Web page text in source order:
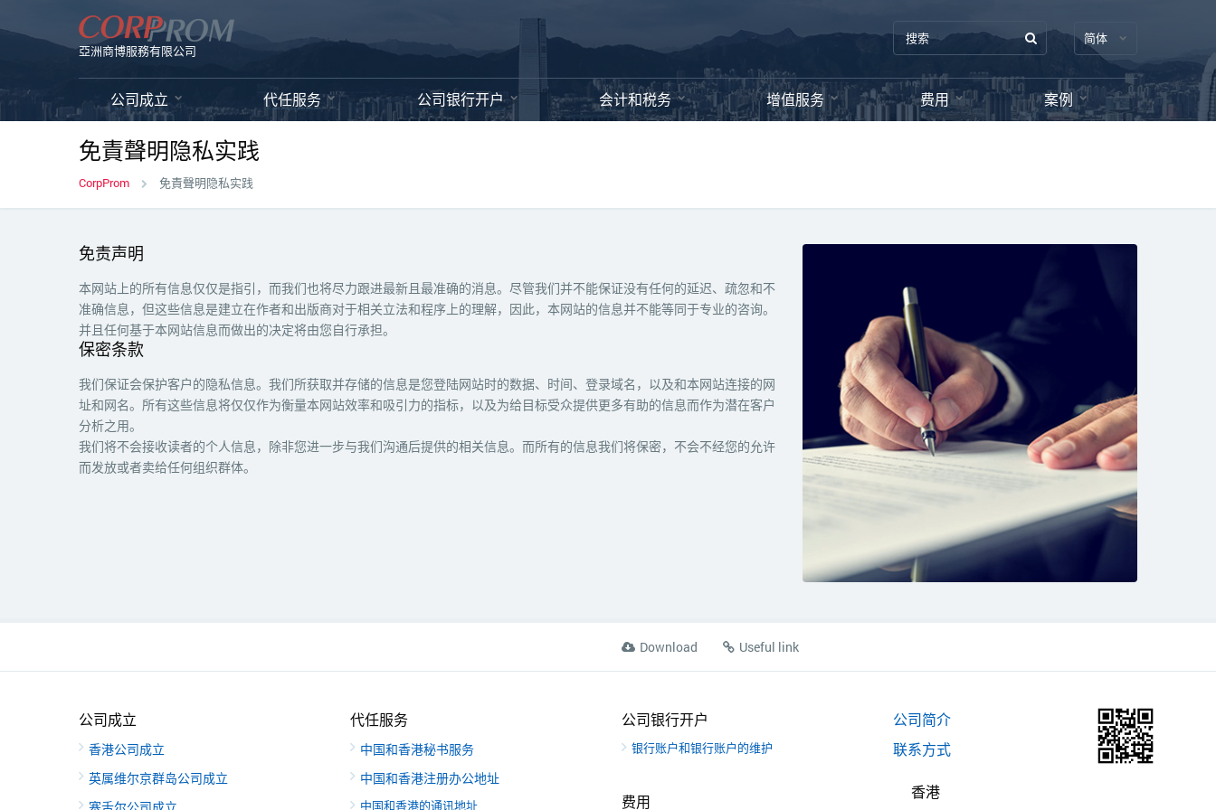
亞洲商博服務有限公司
简体
公司成立 代任服务 公司银行开户 会计和税务 增值服务 费用 案例
免責聲明隐私实践
CorpProm 免責聲明隐私实践
免责声明
本网站上的所有信息仅仅是指引，而我们也将尽力跟进最新且最准确的消息。尽管我们并不能保证没有任何的延迟、疏忽和不
准确信息，但这些信息是建立在作者和出版商对于相关立法和程序上的理解，因此，本网站的信息并不能等同于专业的咨询。
并且任何基于本网站信息而做出的决定将由您自行承担。
保密条款
我们保证会保护客户的隐私信息。我们所获取并存储的信息是您登陆网站时的数据、时间、登录域名，以及和本网站连接的网
址和网名。所有这些信息将仅仅作为衡量本网站效率和吸引力的指标，以及为给目标受众提供更多有助的信息而作为潜在客户
分析之用。
我们将不会接收读者的个人信息，除非您进一步与我们沟通后提供的相关信息。而所有的信息我们将保密，不会不经您的允许
而发放或者卖给任何组织群体。
Download Useful link
公司成立
香港公司成立
英属维尔京群岛公司成立
代任服务
中国和香港秘书服务
中国和香港注册办公地址
中国和香港的通讯地址
公司银行开户
银行账户和银行账户的维护
费用
公司简介
联系方式
香港